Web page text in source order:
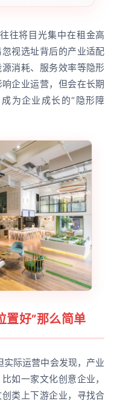
往将目光集中在租金高
视选址背后的产业适配
消耗、服务效率等隐形
企业运营，但会在长期
为企业成长的“隐形障
置好”那么简单
实际运营中会发现，产业
如一家文化创意企业，
类上下游企业，寻找合